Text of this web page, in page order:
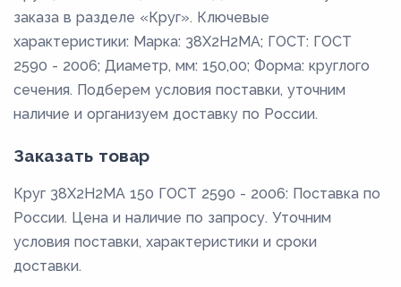
заказа в разделе «Круг». Ключевые
характеристики: Марка: 38Х2Н2МА; ГОСТ: ГОСТ
2590 - 2006; Диаметр, мм: 150,00; Форма: круглого
сечения. Подберем условия поставки, уточним
наличие и организуем доставку по России.
Заказать товар
Круг 38Х2Н2МА 150 ГОСТ 2590 - 2006: Поставка по
России. Цена и наличие по запросу. Уточним
условия поставки, характеристики и сроки
доставки.